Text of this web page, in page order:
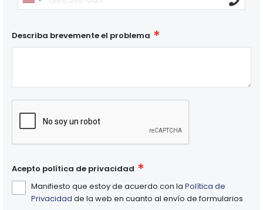
Describa brevemente el problema
Acepto política de privacidad
Manifiesto que estoy de acuerdo con la Política de
Privacidad de la web en cuanto al envío de formularios